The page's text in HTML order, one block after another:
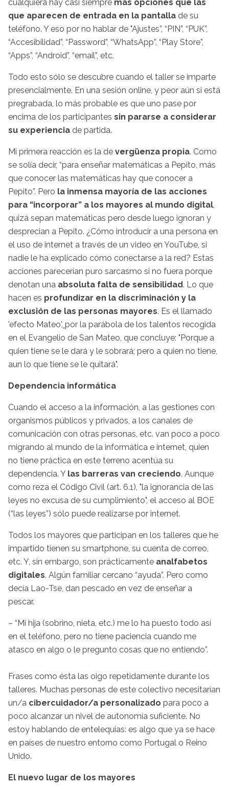
cualquiera hay casi siempre más opciones que las
que aparecen de entrada en la pantalla de su
teléfono. Y eso por no hablar de "Ajustes”, “PIN”, “PUK”,
“Accesibilidad”, “Password”, “WhatsApp”, “Play Store”,
“Apps”, “Android”, “email”, etc.
Todo esto sólo se descubre cuando el taller se imparte
presencialmente. En una sesión online, y peor aún si está
pregrabada, lo más probable es que uno pase por
encima de los participantes sin pararse a considerar
su experiencia de partida.
Mi primera reacción es la de vergüenza propia. Como
se solía decir, “para enseñar matemáticas a Pepito, más
que conocer las matemáticas hay que conocer a
Pepito”. Pero la inmensa mayoría de las acciones
para “incorporar” a los mayores al mundo digital
quizá sepan matemáticas pero desde luego ignoran y
desprecian a Pepito. ¿Cómo introducir a una persona en
el uso de internet a través de un video en YouTube, si
nadie le ha explicado cómo conectarse a la red? Estas
acciones parecerían puro sarcasmo si no fuera porque
denotan una absoluta falta de sensibilidad. Lo que
hacen es profundizar en la discriminación y la
exclusión de las personas mayores. Es el llamado
'efecto Mateo', por la parábola de los talentos recogida
en el Evangelio de San Mateo, que concluye: "Porque a
quien tiene se le dará y le sobrará; pero a quien no tiene,
aun lo que tiene se le quitará".
Dependencia informática
Cuando el acceso a la información, a las gestiones con
organismos públicos y privados, a los canales de
comunicación con otras personas, etc. van poco a poco
migrando al mundo de la informática e internet, quien
no tiene práctica en este terreno acentúa su
dependencia. Y las barreras van creciendo. Aunque
como reza el Código Civil (art. 6.1), "la ignorancia de las
leyes no excusa de su cumplimiento", el acceso al BOE
(“las leyes”) sólo puede realizarse por internet.
Todos los mayores que participan en los talleres que he
impartido tienen su smartphone, su cuenta de correo,
etc. Y, sin embargo, son prácticamente analfabetos
digitales. Algún familiar cercano “ayuda”. Pero como
decía Lao-Tse, dan pescado en vez de enseñar a
pescar.
– “Mi hija (sobrino, nieta, etc.) me lo ha puesto todo así
en el teléfono, pero no tiene paciencia cuando me
atasco en algo o le pregunto cosas que no entiendo”.
Frases como ésta las oigo repetidamente durante los
talleres. Muchas personas de este colectivo necesitarían
un/a cibercuidador/a personalizado para poco a
poco alcanzar un nivel de autonomía suficiente. No
estoy hablando de entelequias: es algo que ya se hace
en países de nuestro entorno como Portugal o Reino
Unido.
El nuevo lugar de los mayores